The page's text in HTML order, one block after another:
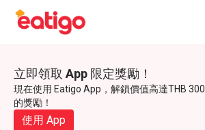
立即領取 App 限定獎勵！
現在使用 Eatigo App，解鎖價值高達THB 300
的獎勵！
使用 App